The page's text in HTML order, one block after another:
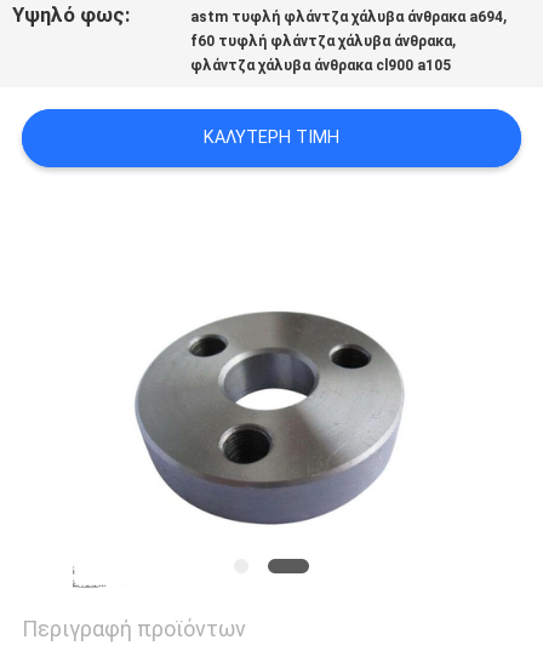
ΝΈΑ
ΌΛΕΣ
ΟΙ
ΠΕΡΙΠΤΏΣΕΙΣ
ΑΠΟΡΡΉΤΟΥ
Υψηλό φως: astm τυφλή φλάντζα χάλυβα άνθρακα a694,
f60 τυφλή φλάντζα χάλυβα άνθρακα,
φλάντζα χάλυβα άνθρακα cl900 a105
ΚΑΛΎΤΕΡΗ ΤΙΜΉ
Περιγραφή προϊόντων